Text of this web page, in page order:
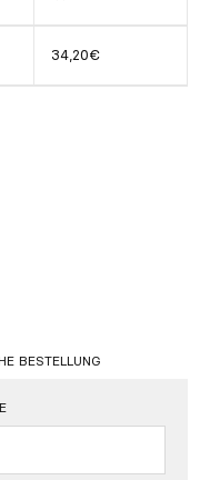
34,20€
BESTELLUNG